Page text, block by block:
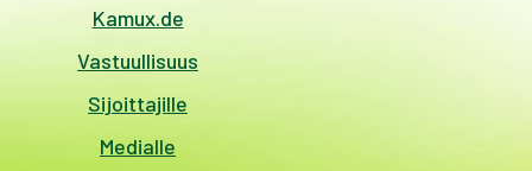
Kamux.de
Vastuullisuus
Sijoittajille
Medialle